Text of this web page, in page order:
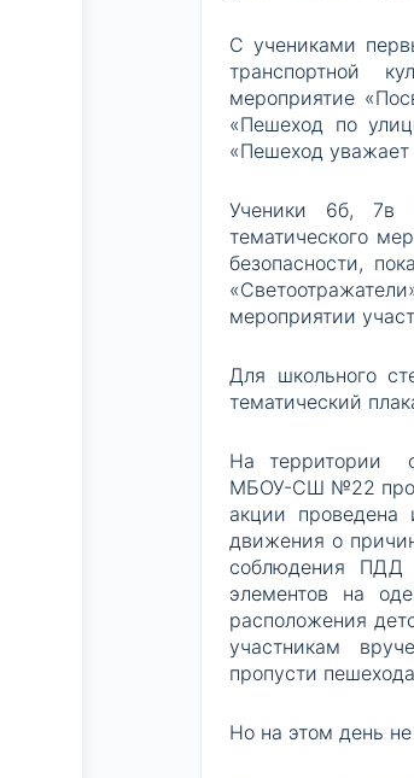
С учениками
транспортной
мероприятие
«Пешеход по
«Пешеход уважает
Ученики 6б, 7в
тематического
безопасности,
мероприятии
Для школьного
тематический
На территории
МБОУ-СШ №22
акции проведена
движения о
соблюдения ПДД
элементов на
расположения
участникам
пропусти
Но на этом день не